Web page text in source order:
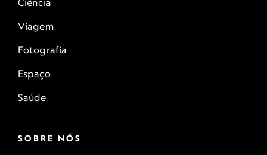
Ciência
Viagem
Fotografia
Espaço
Saúde
SOBRE NÓS